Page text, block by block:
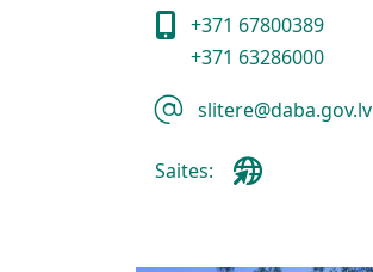
+371 67800389
+371 63286000
slitere@daba.gov.lv
Saites: